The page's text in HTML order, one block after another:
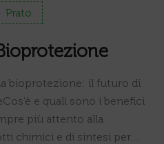
Prato
bioprotezione: il futuro di
e quali sono i benefici
più attento alla
chimici e di sintesi per…